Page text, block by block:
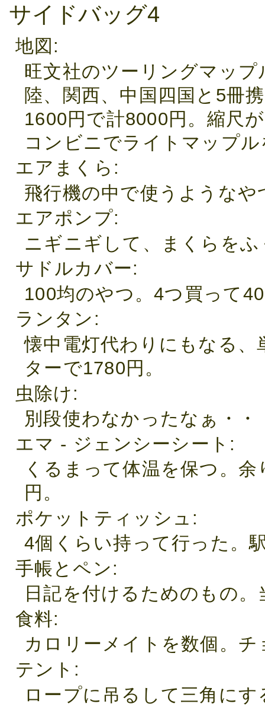
サイドバッグ4
地図
旺文社のツーリングマッ
陸、関西、中国四国と5冊
1600円で計8000円。縮尺
コンビニでライトマップ
エアまくら
飛行機の中で使うようなや
エアポンプ
ニギニギして、まくらを
サドルカバー
100均のやつ。4つ買って
ランタン
懐中電灯代わりにもなる
ターで1780円。
虫除け
別段使わなかったなぁ・・
エマ - ジェンシーシート
くるまって体温を保つ。
円。
ポケットティッシュ
4個くらい持って行った。
手帳とペン
日記を付けるためのもの
食料
カロリーメイトを数個。
テント
ロープに吊るして三角に